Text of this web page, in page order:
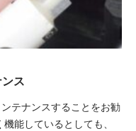
ス
テナンスすることをお勧
能しているとしても、